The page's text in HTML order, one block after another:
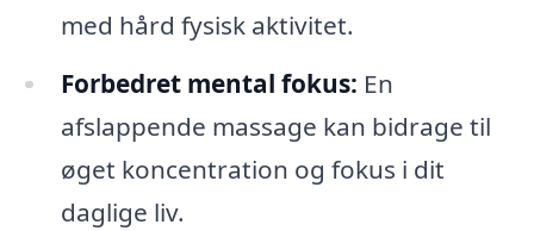
med hård fysisk aktivitet.
Forbedret mental fokus: En
afslappende massage kan bidrage til
øget koncentration og fokus i dit
daglige liv.